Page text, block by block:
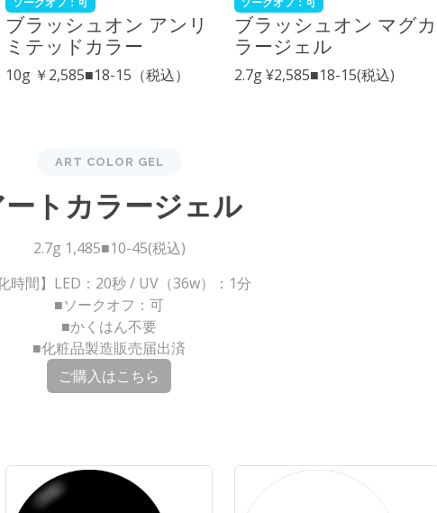
ブラッシュオン アンリ
ミテッドカラー
10g ￥2,585■18-15（税込）
ブラッシュオン マグカ
ラージェル
2.7g ¥2,585■18-15(税込)
ART COLOR GEL
ートカラージェル
2.7g 1,485■10-45(税込)
化時間】LED：20秒 / UV（36w）：1分
■ソークオフ：可
■かくはん不要
■化粧品製造販売届出済
ご購入はこちら